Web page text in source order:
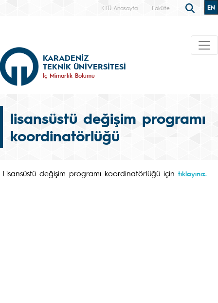
KTÜ Anasayfa Fakülte EN
KARADENİZ
TEKNİK ÜNİVERSİTESİ
İç Mimarlık Bölümü
lisansüstü değişim programı
koordinatörlüğü
Lisansüstü değişim programı koordinatörlüğü için tıklayınız.